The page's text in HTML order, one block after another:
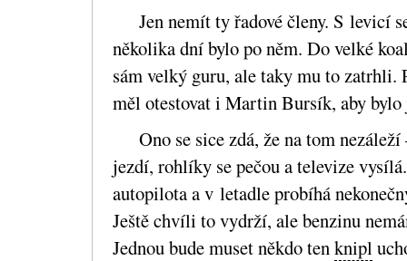
Jen nemít ty řadové členy. S levicí
několika dní bylo po něm. Do velké
sám velký guru, ale taky mu to zatrhli.
měl otestovat i Martin Bursík, aby bylo
Ono se sice zdá, že na tom
jezdí, rohlíky se pečou a televize
autopilota a v letadle probíhá
Ještě chvíli to vydrží, ale benzinu
Jednou bude muset někdo tenknipl